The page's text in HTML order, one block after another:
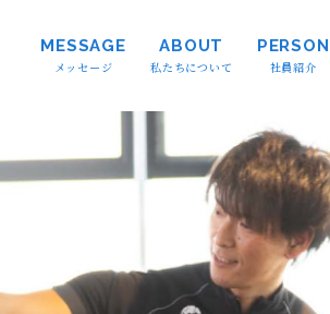
MESSAGE
メッセージ
ABOUT
私たちについて
PERSON
社員紹介